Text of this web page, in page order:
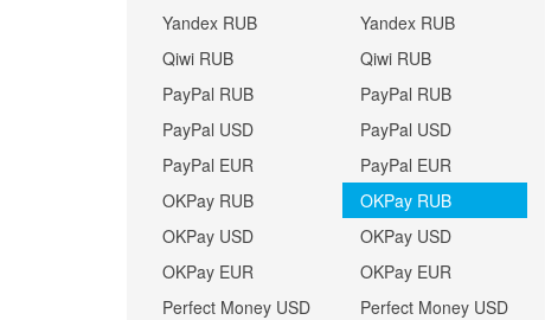
Yandex RUB
Qiwi RUB
PayPal RUB
PayPal USD
PayPal EUR
OKPay RUB
OKPay USD
OKPay EUR
Perfect Money USD
Yandex RUB
Qiwi RUB
PayPal RUB
PayPal USD
PayPal EUR
OKPay RUB
OKPay USD
OKPay EUR
Perfect Money USD